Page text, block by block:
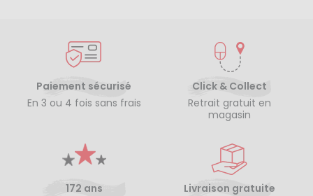
Paiement sécurisé
En 3 ou 4 fois sans frais
Click & Collect
Retrait gratuit en
magasin
172 ans
Livraison gratuite